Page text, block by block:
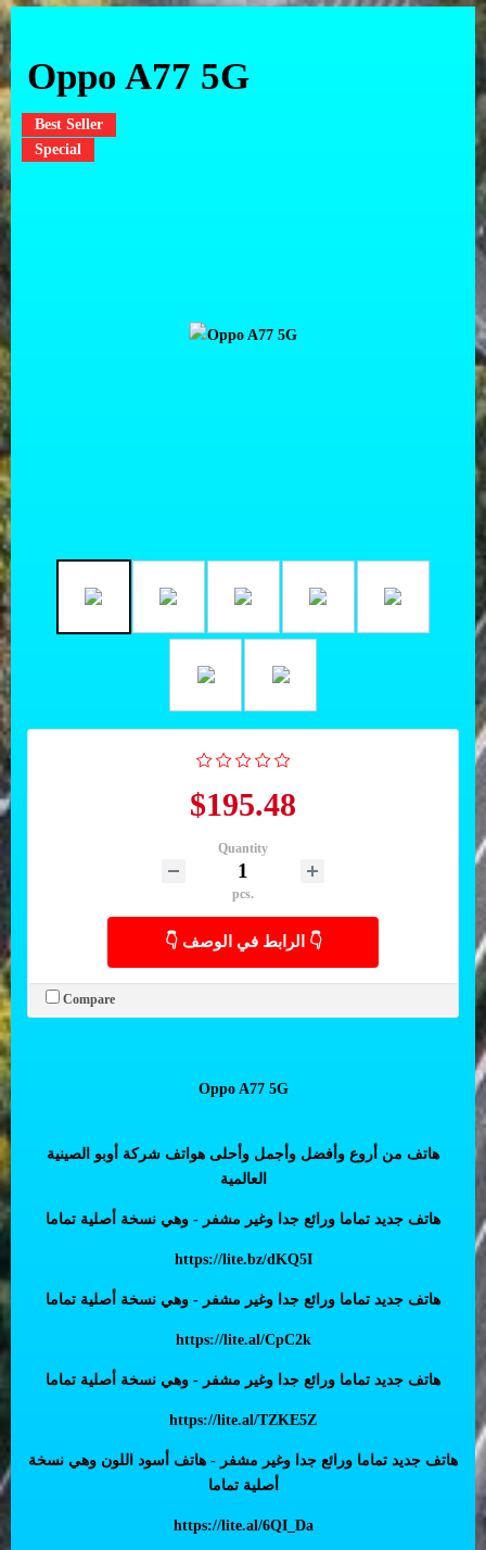
Oppo A77 5G
Best Seller
Special
$195.48
Quantity
pcs.
👇 الرابط في الوصف 👇
Compare
Oppo A77 5G
هاتف من أروع وأفضل وأجمل وأحلى هواتف شركة أوبو الصينية
العالمية
هاتف جديد تماما ورائع جدا وغير مشفر - وهي نسخة أصلية تماما
https://lite.bz/dKQ5I
هاتف جديد تماما ورائع جدا وغير مشفر - وهي نسخة أصلية تماما
https://lite.al/CpC2k
هاتف جديد تماما ورائع جدا وغير مشفر - وهي نسخة أصلية تماما
https://lite.al/TZKE5Z
هاتف جديد تماما ورائع جدا وغير مشفر - هاتف أسود اللون وهي نسخة
أصلية تماما
https://lite.al/6QI_Da